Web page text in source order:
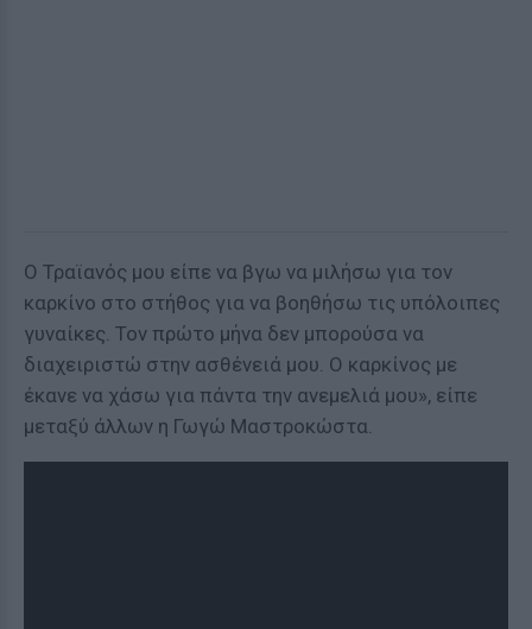
Ο Τραϊανός μου είπε να βγω να μιλήσω για τον
καρκίνο στο στήθος για να βοηθήσω τις υπόλοιπες
γυναίκες. Τον πρώτο μήνα δεν μπορούσα να
διαχειριστώ στην ασθένειά μου. Ο καρκίνος με
έκανε να χάσω για πάντα την ανεμελιά μου», είπε
μεταξύ άλλων η Γωγώ Μαστροκώστα.